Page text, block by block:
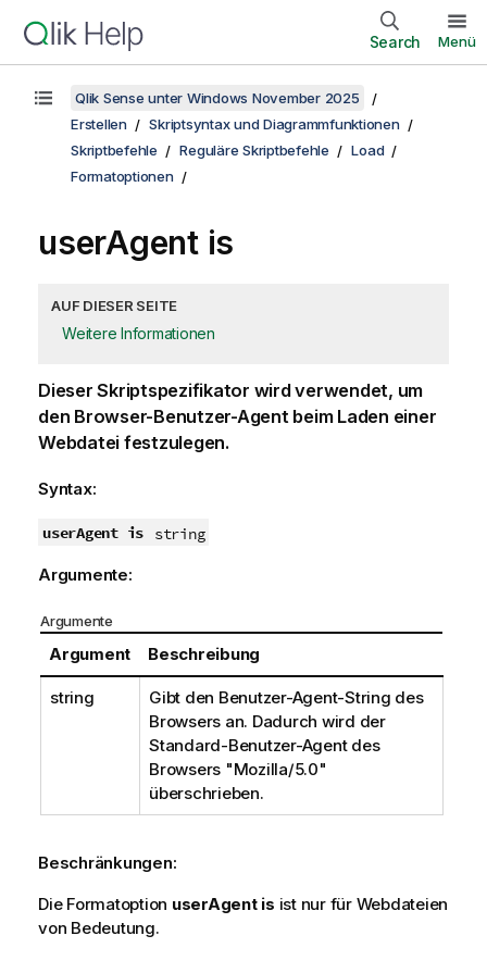
Search Menü
Qlik Sense unter Windows November 2025
Erstellen
Skriptsyntax und Diagrammfunktionen
Skriptbefehle
Reguläre Skriptbefehle
Load
Formatoptionen
userAgent is
AUF DIESER SEITE
Weitere Informationen
Dieser Skriptspezifikator wird verwendet, um
den Browser-Benutzer-Agent beim Laden einer
Webdatei festzulegen.
Syntax:
userAgent is string
Argumente:
Argumente
Argument Beschreibung
string
Gibt den Benutzer-Agent-String des
Browsers an. Dadurch wird der
Standard-Benutzer-Agent des
Browsers "Mozilla/5.0"
überschrieben.
Beschränkungen:
Die Formatoption userAgent is ist nur für Webdateien
von Bedeutung.